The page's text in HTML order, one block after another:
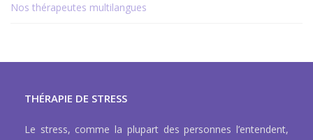
Nos thérapeutes multilangues
THÉRAPIE DE STRESS
Le stress, comme la plupart des personnes l’entendent,